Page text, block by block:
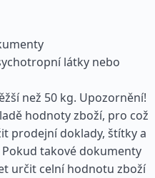
látky nebo
než 50 kg. Upozornění!
hodnoty zboží, pro což
prodejní doklady, štítky a
takové dokumenty
určit celní hodnotu zboží